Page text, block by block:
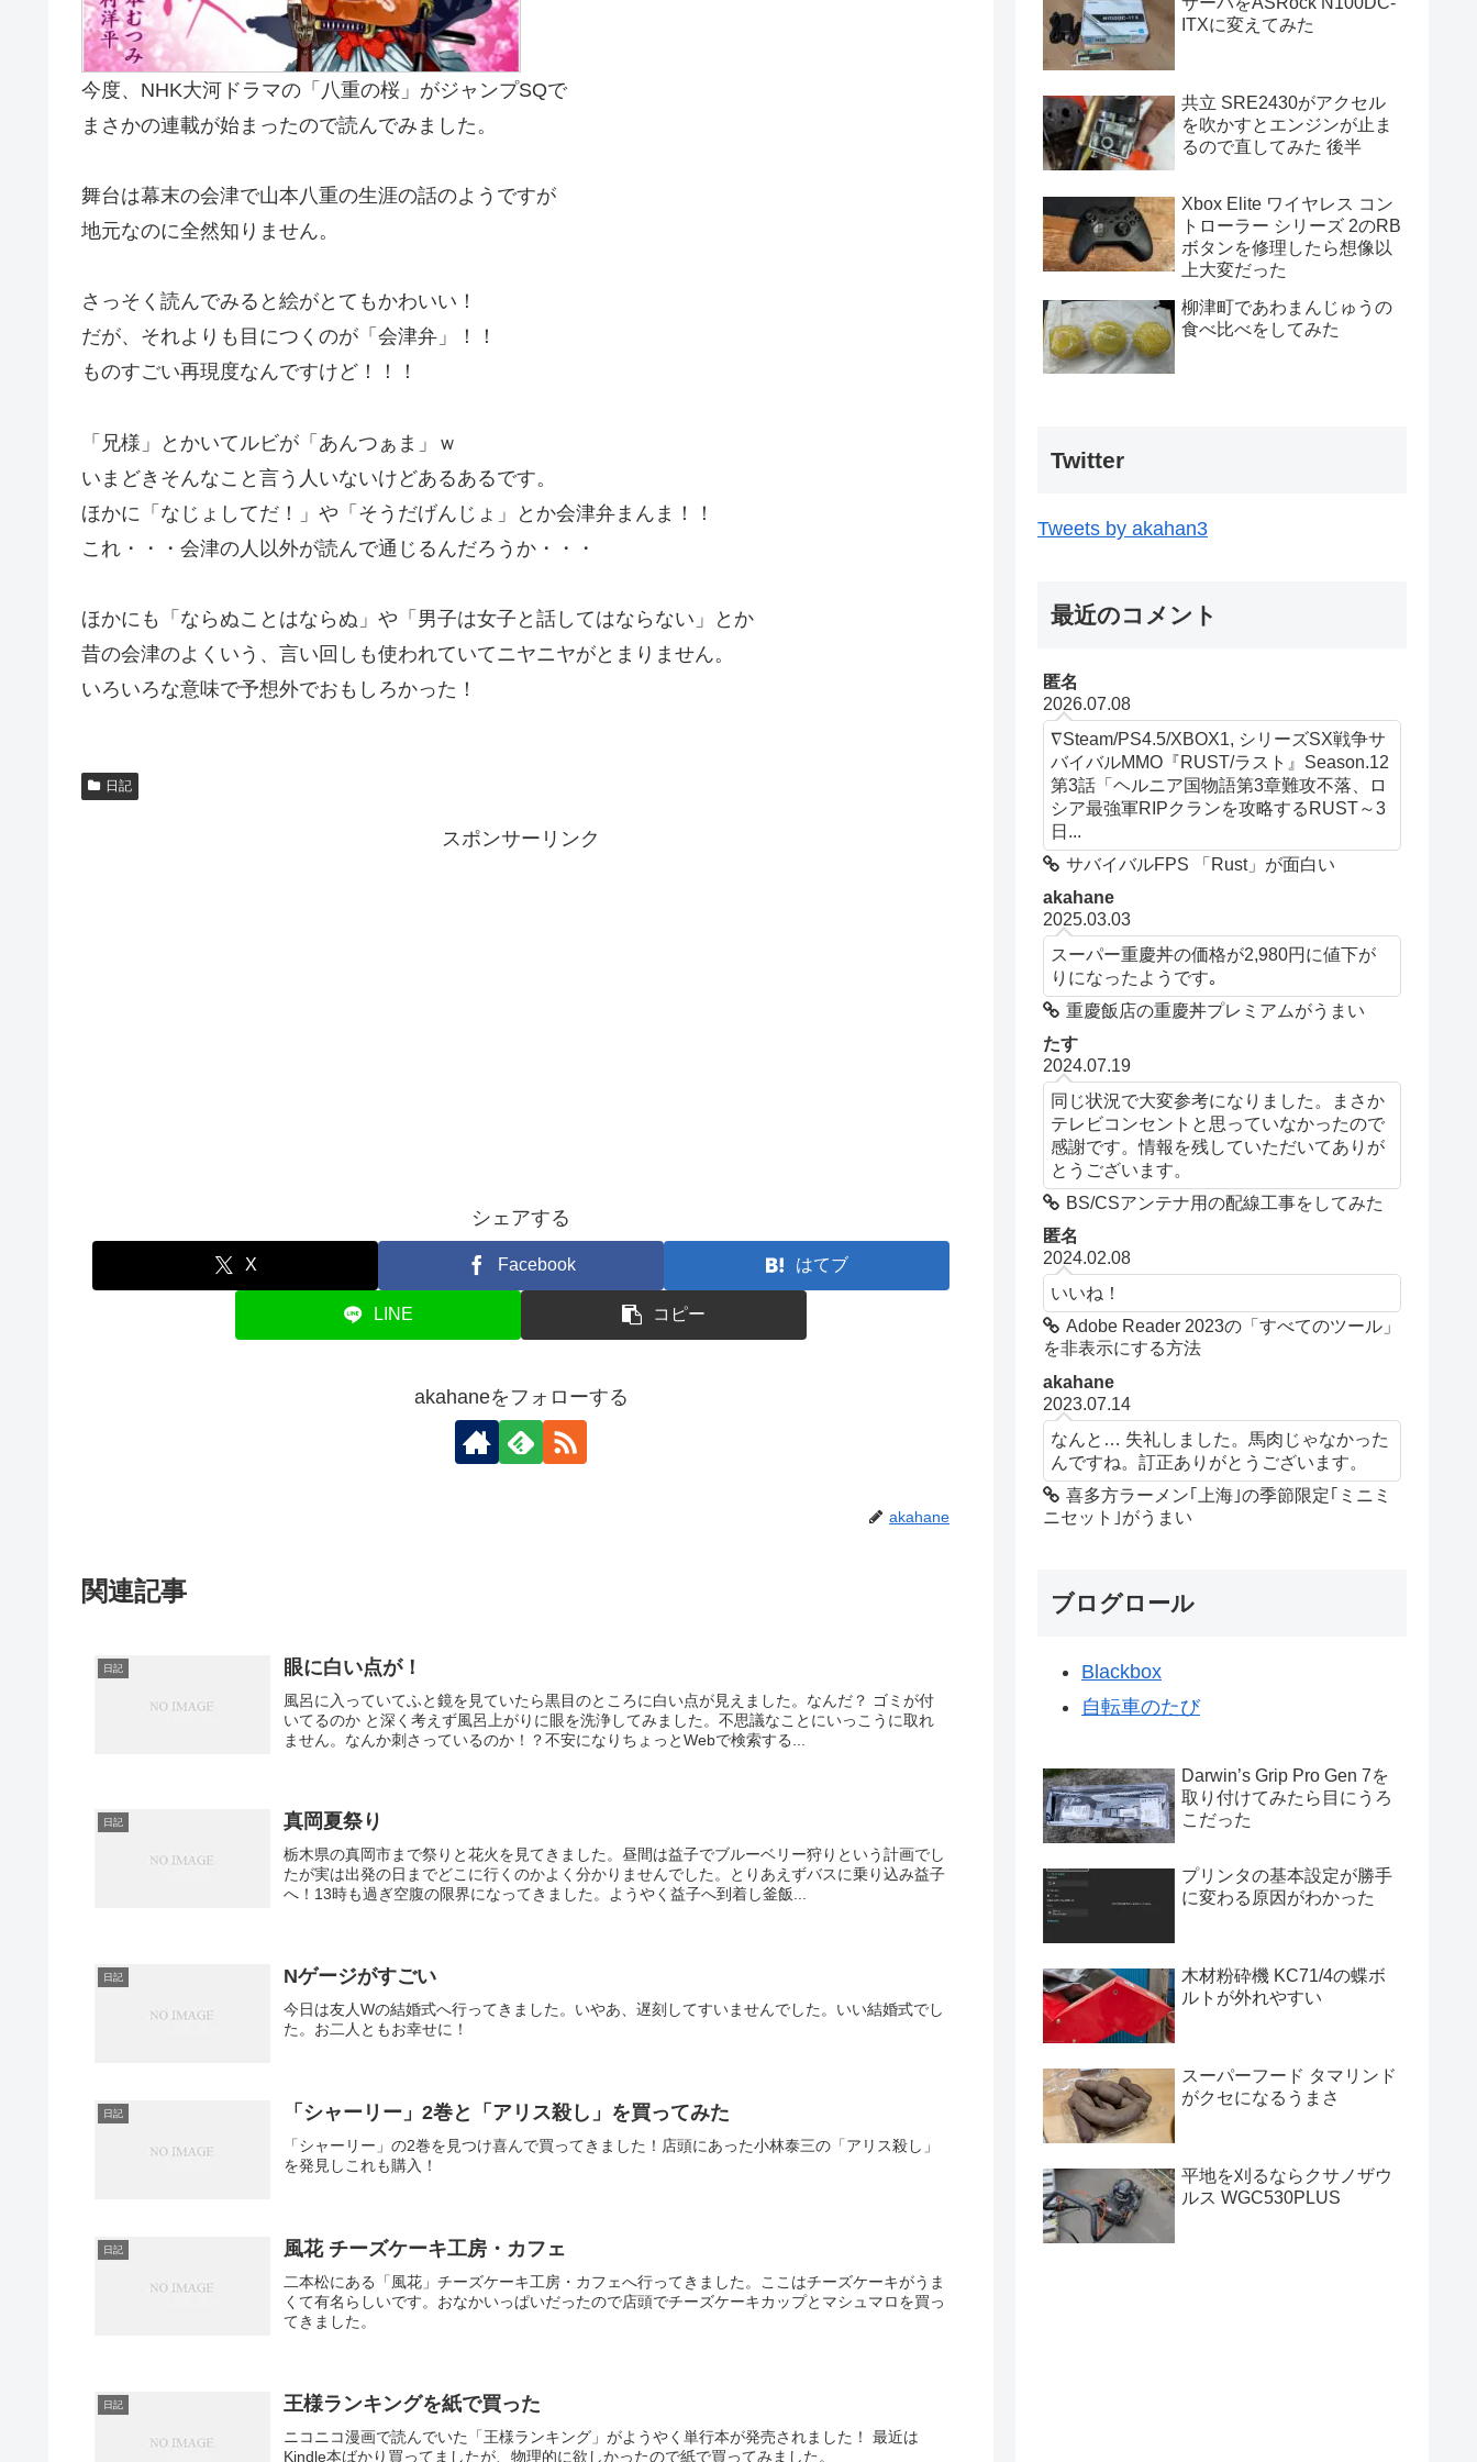
今度、NHK大河ドラマの「八重の桜」がジャンプSQで
まさかの連載が始まったので読んでみました。
舞台は幕末の会津で山本八重の生涯の話のようですが
地元なのに全然知りません。
さっそく読んでみると絵がとてもかわいい！
だが、それよりも目につくのが「会津弁」！！
ものすごい再現度なんですけど！！！
「兄様」とかいてルビが「あんつぁま」ｗ
いまどきそんなこと言う人いないけどあるあるです。
ほかに「なじょしてだ！」や「そうだげんじょ」とか会津弁まんま！！
これ・・・会津の人以外が読んで通じるんだろうか・・・
ほかにも「ならぬことはならぬ」や「男子は女子と話してはならない」とか
昔の会津のよくいう、言い回しも使われていてニヤニヤがとまりません。
いろいろな意味で予想外でおもしろかった！
日記
スポンサーリンク
シェアする
X Facebook はてブ
LINE コピー
akahaneをフォローする
akahane
関連記事
日記 眼に白い点が！
風呂に入っていてふと鏡を見ていたら黒目のところに白い点が見えました。なんだ？ ゴミが付
いてるのか と深く考えず風呂上がりに眼を洗浄してみました。不思議なことにいっこうに取れ
ません。なんか刺さっているのか！？不安になりちょっとWebで検索する...
日記 真岡夏祭り
栃木県の真岡市まで祭りと花火を見てきました。昼間は益子でブルーベリー狩りという計画でし
たが実は出発の日までどこに行くのかよく分かりませんでした。とりあえずバスに乗り込み益子
へ！13時も過ぎ空腹の限界になってきました。ようやく益子へ到着し釜飯...
日記 Nゲージがすごい
今日は友人Wの結婚式へ行ってきました。いやあ、遅刻してすいませんでした。いい結婚式でし
た。お二人ともお幸せに！
日記 「シャーリー」2巻と「アリス殺し」を買ってみた
「シャーリー」の2巻を見つけ喜んで買ってきました！店頭にあった小林泰三の「アリス殺し」
を発見しこれも購入！
日記 風花 チーズケーキ工房・カフェ
二本松にある「風花」チーズケーキ工房・カフェへ行ってきました。ここはチーズケーキがうま
くて有名らしいです。おなかいっぱいだったので店頭でチーズケーキカップとマシュマロを買っ
てきました。
日記 王様ランキングを紙で買った
ニコニコ漫画で読んでいた「王様ランキング」がようやく単行本が発売されました！ 最近は
Kindle本ばかり買ってましたが、物理的に欲しかったので紙で買ってみました。
ITXに変えてみた
共立 SRE2430がアクセル
を吹かすとエンジンが止ま
るので直してみた 後半
Xbox Elite ワイヤレス コン
トローラー シリーズ 2のRB
ボタンを修理したら想像以
上大変だった
柳津町であわまんじゅうの
食べ比べをしてみた
Twitter
Tweets by akahan3
最近のコメント
匿名
2026.07.08
∇Steam/PS4.5/XBOX1, シリーズSX戦争サ
バイバルMMO『RUST/ラスト』Season.12
第3話「ヘルニア国物語第3章難攻不落、ロ
シア最強軍RIPクランを攻略するRUST～3
日...
サバイバルFPS 「Rust」が面白い
akahane
2025.03.03
スーパー重慶丼の価格が2,980円に値下が
りになったようです｡
重慶飯店の重慶丼プレミアムがうまい
たす
2024.07.19
同じ状況で大変参考になりました。まさか
テレビコンセントと思っていなかったので
感謝です。情報を残していただいてありが
とうございます。
BS/CSアンテナ用の配線工事をしてみた
匿名
2024.02.08
いいね！
Adobe Reader 2023の「すべてのツール」
を非表示にする方法
akahane
2023.07.14
なんと… 失礼しました。馬肉じゃなかった
んですね。訂正ありがとうございます。
喜多方ラーメン｢上海｣の季節限定｢ミニミ
ニセット｣がうまい
ブログロール
Blackbox
自転車のたび
Darwin’s Grip Pro Gen 7を
取り付けてみたら目にうろ
こだった
プリンタの基本設定が勝手
に変わる原因がわかった
木材粉砕機 KC71/4の蝶ボ
ルトが外れやすい
スーパーフード タマリンド
がクセになるうまさ
平地を刈るならクサノザウ
ルス WGC530PLUS